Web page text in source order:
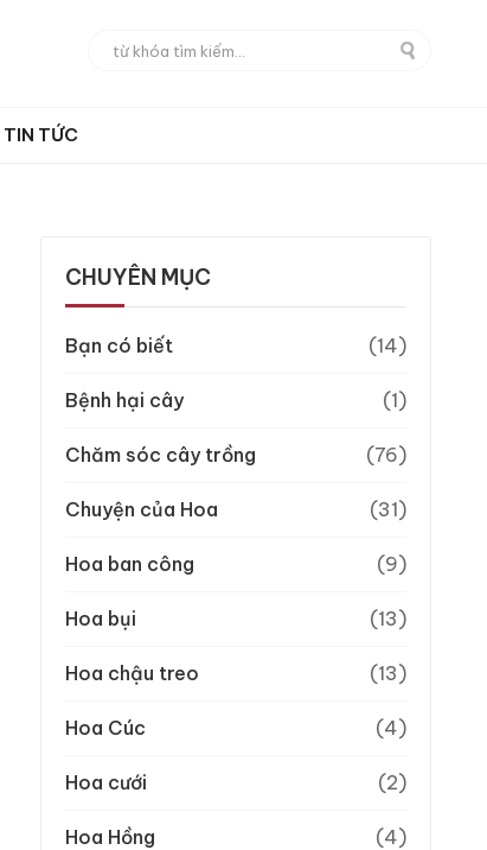
TIN TỨC
CHUYÊN MỤC
Bạn có biết (14)
Bệnh hại cây (1)
Chăm sóc cây trồng (76)
Chuyện của Hoa (31)
Hoa ban công (9)
Hoa bụi (13)
Hoa chậu treo (13)
Hoa Cúc (4)
Hoa cưới (2)
Hoa Hồng (4)